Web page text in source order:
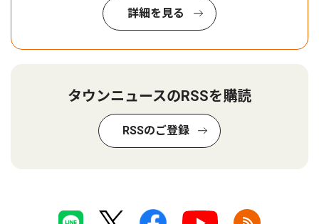
詳細を見る
タウンニュースのRSSを購読
RSSのご登録